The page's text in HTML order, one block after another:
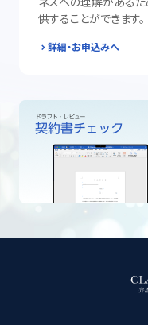
供することができます。
詳細・お申込みへ